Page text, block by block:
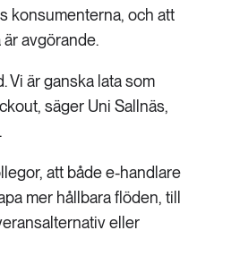
konsumenterna, och att
avgörande.
Vi är ganska lata som
säger Uni Sallnäs,
att både e-handlare
mer hållbara flöden, till
eller